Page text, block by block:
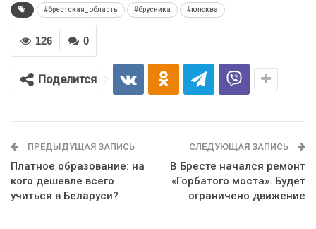
#брестская_область #брусника #клюква
0
126
Поделится
ПРЕДЫДУЩАЯ ЗАПИСЬ
Платное образование: на
кого дешевле всего
учиться в Беларуси?
СЛЕДУЮЩАЯ ЗАПИСЬ
В Бресте начался ремонт
«Горбатого моста». Будет
ограничено движение